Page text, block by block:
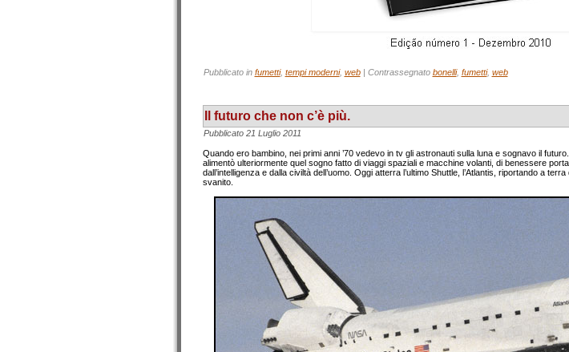
Pubblicato in fumetti, tempi moderni, web| Contrassegnato bonelli, fumetti, web
Il futuro che non c’è più.
Pubblicato 21 Luglio 2011
Quando ero bambino, nei primi anni ’70 vedevo in tv gli astronauti sulla luna e sognavo il
alimentò ulteriormente quel sogno fatto di viaggi spaziali e macchine volanti, di benessere
dall’intelligenza e dalla civiltà dell’uomo. Oggi atterra l’ultimo Shuttle, l’Atlantis, riportando a
svanito.